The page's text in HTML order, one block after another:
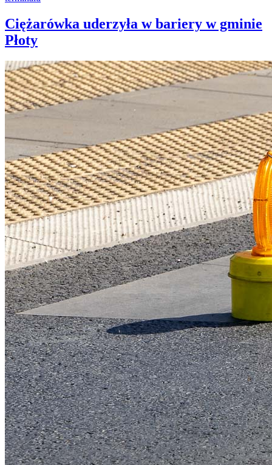
Ciężarówka uderzyła w bariery w gminie
Płoty